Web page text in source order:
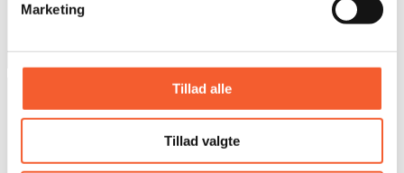
Marketing
Tillad alle
Tillad valgte
FORT
KALK
TOUR MIT EIGENEM REISELEITER
FORT